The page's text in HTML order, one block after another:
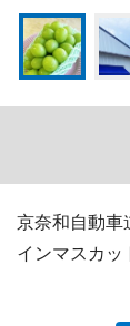
京奈和自動車
インマスカッ